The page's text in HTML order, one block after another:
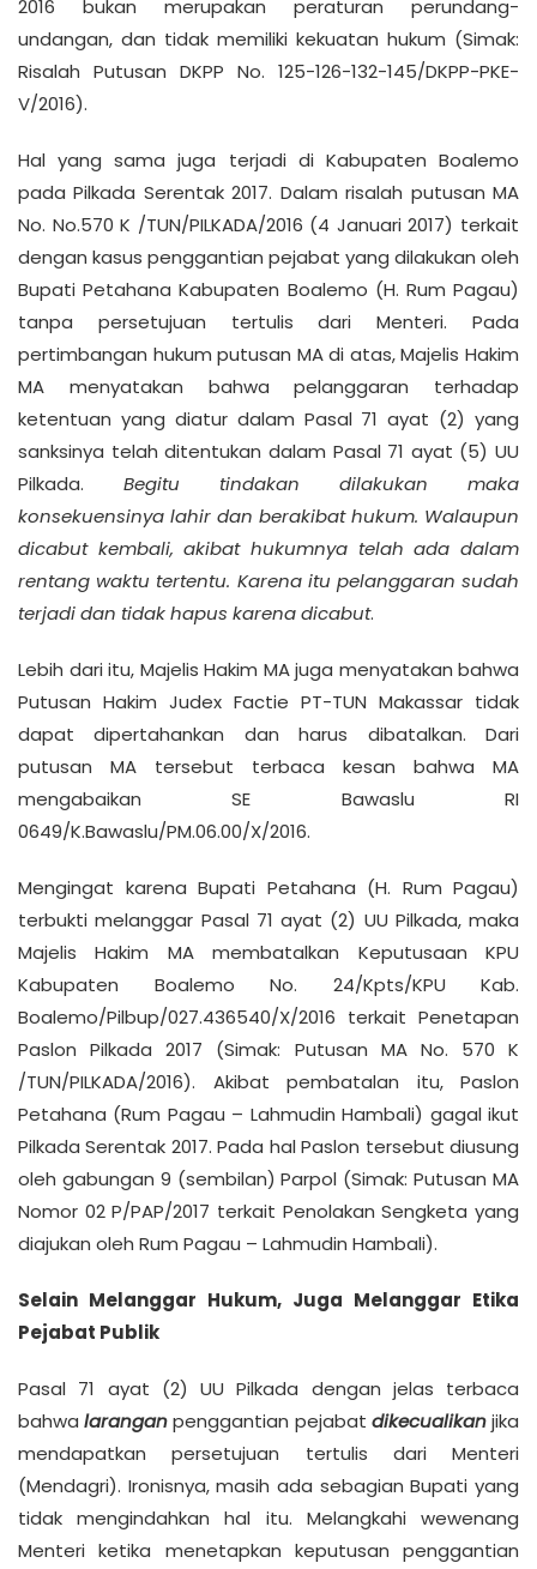
2016 bukan merupakan peraturan perundang-
undangan, dan tidak memiliki kekuatan hukum (Simak:
Risalah Putusan DKPP No. 125-126-132-145/DKPP-PKE-
V/2016).
Hal yang sama juga terjadi di Kabupaten Boalemo
pada Pilkada Serentak 2017. Dalam risalah putusan MA
No. No.570 K /TUN/PILKADA/2016 (4 Januari 2017) terkait
dengan kasus penggantian pejabat yang dilakukan oleh
Bupati Petahana Kabupaten Boalemo (H. Rum Pagau)
tanpa persetujuan tertulis dari Menteri. Pada
pertimbangan hukum putusan MA di atas, Majelis Hakim
MA menyatakan bahwa pelanggaran terhadap
ketentuan yang diatur dalam Pasal 71 ayat (2) yang
sanksinya telah ditentukan dalam Pasal 71 ayat (5) UU
Pilkada. Begitu tindakan dilakukan maka
konsekuensinya lahir dan berakibat hukum. Walaupun
dicabut kembali, akibat hukumnya telah ada dalam
rentang waktu tertentu. Karena itu pelanggaran sudah
terjadi dan tidak hapus karena dicabut.
Lebih dari itu, Majelis Hakim MA juga menyatakan bahwa
Putusan Hakim Judex Factie PT-TUN Makassar tidak
dapat dipertahankan dan harus dibatalkan. Dari
putusan MA tersebut terbaca kesan bahwa MA
mengabaikan SE Bawaslu RI
0649/K.Bawaslu/PM.06.00/X/2016.
Mengingat karena Bupati Petahana (H. Rum Pagau)
terbukti melanggar Pasal 71 ayat (2) UU Pilkada, maka
Majelis Hakim MA membatalkan Keputusaan KPU
Kabupaten Boalemo No. 24/Kpts/KPU Kab.
Boalemo/Pilbup/027.436540/X/2016 terkait Penetapan
Paslon Pilkada 2017 (Simak: Putusan MA No. 570 K
/TUN/PILKADA/2016). Akibat pembatalan itu, Paslon
Petahana (Rum Pagau – Lahmudin Hambali) gagal ikut
Pilkada Serentak 2017. Pada hal Paslon tersebut diusung
oleh gabungan 9 (sembilan) Parpol (Simak: Putusan MA
Nomor 02 P/PAP/2017 terkait Penolakan Sengketa yang
diajukan oleh Rum Pagau – Lahmudin Hambali).
Selain Melanggar Hukum, Juga Melanggar Etika
Pejabat Publik
Pasal 71 ayat (2) UU Pilkada dengan jelas terbaca
bahwalaranganpenggantian pejabat dikecualikanjika
mendapatkan persetujuan tertulis dari Menteri
(Mendagri). Ironisnya, masih ada sebagian Bupati yang
tidak mengindahkan hal itu. Melangkahi wewenang
Menteri ketika menetapkan keputusan penggantian